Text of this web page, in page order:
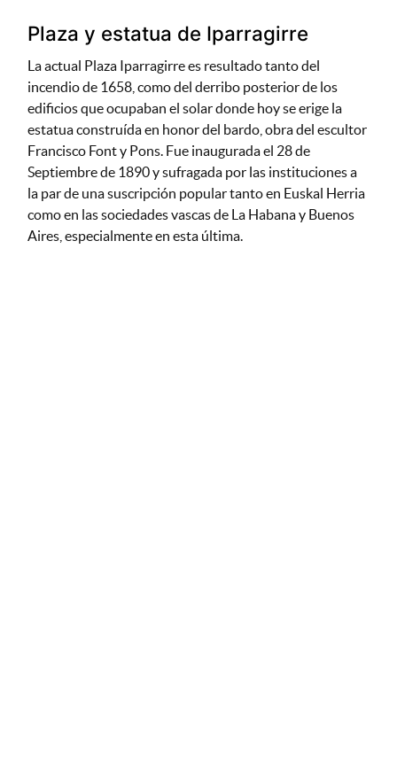
Plaza y estatua de Iparragirre
La actual Plaza Iparragirre es resultado tanto del
incendio de 1658, como del derribo posterior de los
edificios que ocupaban el solar donde hoy se erige la
estatua construída en honor del bardo, obra del escultor
Francisco Font y Pons. Fue inaugurada el 28 de
Septiembre de 1890 y sufragada por las instituciones a
la par de una suscripción popular tanto en Euskal Herria
como en las sociedades vascas de La Habana y Buenos
Aires, especialmente en esta última.